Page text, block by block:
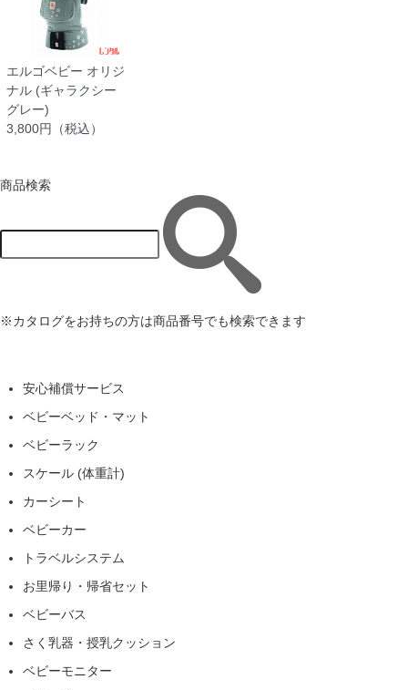
エルゴベビー オリジ
ナル (ギャラクシー
グレー)
3,800円（税込）
商品検索
※カタログをお持ちの方は商品番号でも検索できます
安心補償サービス
ベビーベッド・マット
ベビーラック
スケール (体重計)
カーシート
ベビーカー
トラベルシステム
お里帰り・帰省セット
ベビーバス
さく乳器・授乳クッション
ベビーモニター